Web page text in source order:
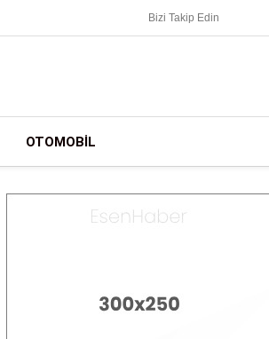
Bizi Takip Edin
OTOMOBIL